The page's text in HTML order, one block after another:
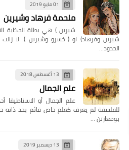
01 مايو 2019
ملحمة فرهاد وشيرين
شيرين ) هي بطلة الحكاية
شيرين وفرهاد) او ( خسرو وشيرين ). لا
الحدود…
13 أغسطس 2018
علم الجمال
علم الجمال أو الاستاطيقا
للفلسفة لم يعرف كعلم خاص قائم بحد ذاته
بومغارتن …
13 ديسمبر 2019